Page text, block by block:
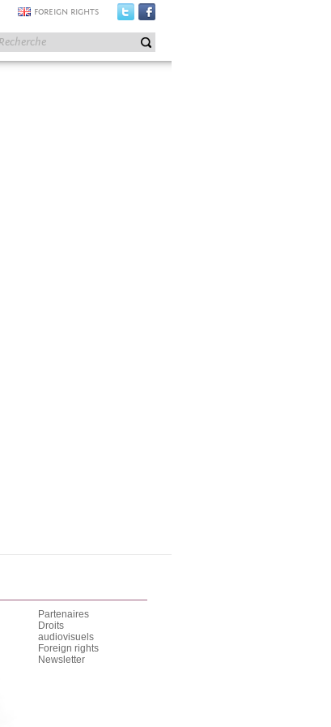
FOREIGN RIGHTS
Partenaires
Droits
audiovisuels
Foreign rights
Newsletter